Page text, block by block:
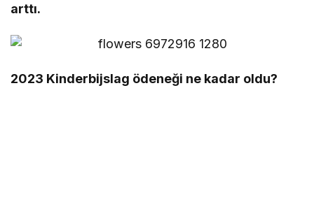
arttı.
2023 Kinderbijslag ödeneği ne kadar oldu?